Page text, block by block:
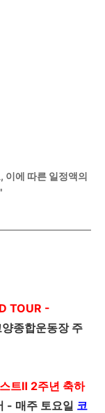
이에 따른 일정액의
TOUR -
양종합운동장 주
트Ⅱ 2주년 축하
- 매주 토요일 코